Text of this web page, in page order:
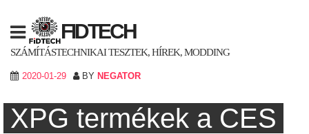
content
FIDTECH
SZÁMÍTÁSTECHNIKAI TESZTEK, HÍREK, MODDING
2020-01-29 BY NEGATOR
XPG termékek a CES